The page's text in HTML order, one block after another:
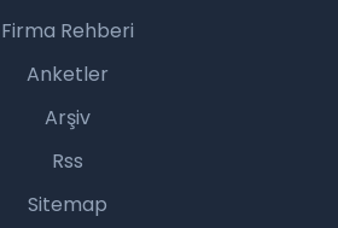
Firma Rehberi
Anketler
Arşiv
Rss
Sitemap